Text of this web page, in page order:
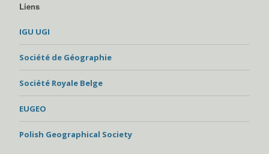
Liens
IGU UGI
Société de Géographie
Société Royale Belge
EUGEO
Polish Geographical Society